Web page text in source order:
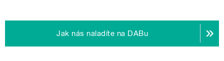
Jak nás naladíte na DABu